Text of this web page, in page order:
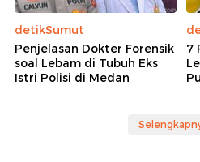
detikSumut
Penjelasan Dokter Forensik
soal Lebam di Tubuh Eks
Istri Polisi di Medan
7